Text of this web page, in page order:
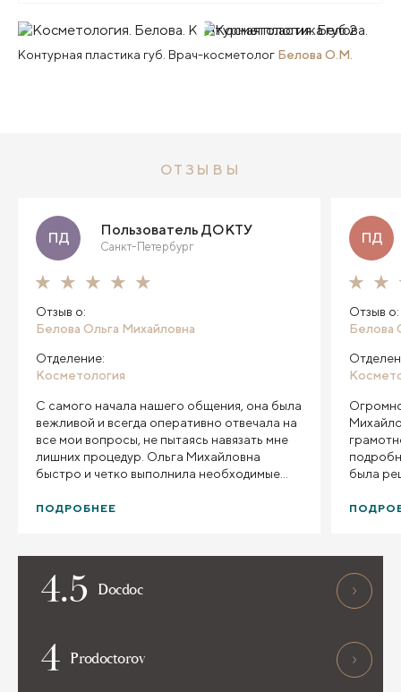
Контурная пластика губ. Врач-косметолог Белова О.М.
ОТЗЫВЫ
ПД Пользователь ДОКТУ
Санкт-Петербург
Отзыв о:
Белова Ольга Михайловна
Отделение:
Косметология
С самого начала нашего общения, она была
вежливой и всегда оперативно отвечала на
все мои вопросы, не пытаясь навязать мне
лишних процедур. Ольга Михайловна
быстро и четко выполнила необходимые
вида, поэтому я с радостью продолжу
ПОДРОБНЕЕ
ПД
Отзыв о:
Белова
была
4.5 Docdoc
4 Prodoctorov